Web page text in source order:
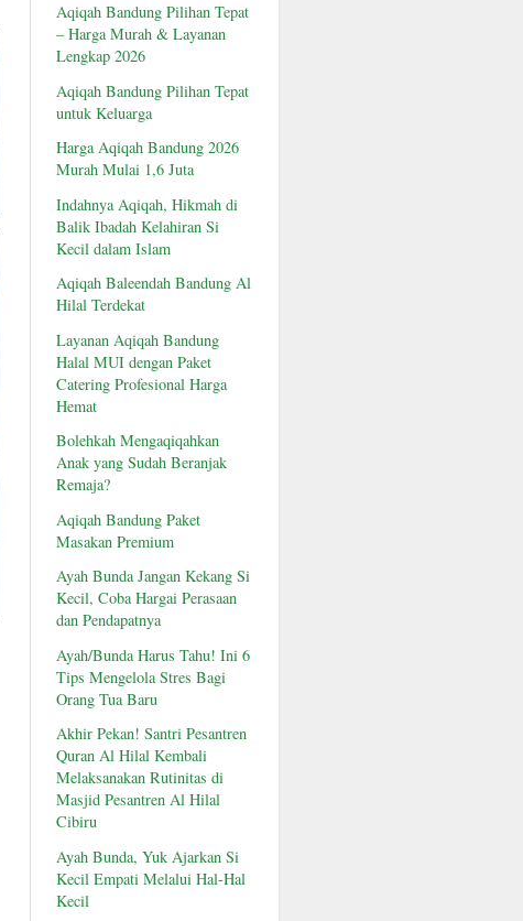
Aqiqah Bandung Pilihan Tepat
– Harga Murah & Layanan
Lengkap 2026
Aqiqah Bandung Pilihan Tepat
untuk Keluarga
Harga Aqiqah Bandung 2026
Murah Mulai 1,6 Juta
Indahnya Aqiqah, Hikmah di
Balik Ibadah Kelahiran Si
Kecil dalam Islam
Aqiqah Baleendah Bandung Al
Hilal Terdekat
Layanan Aqiqah Bandung
Halal MUI dengan Paket
Catering Profesional Harga
Hemat
Bolehkah Mengaqiqahkan
Anak yang Sudah Beranjak
Remaja?
Aqiqah Bandung Paket
Masakan Premium
Ayah Bunda Jangan Kekang Si
Kecil, Coba Hargai Perasaan
dan Pendapatnya
Ayah/Bunda Harus Tahu! Ini 6
Tips Mengelola Stres Bagi
Orang Tua Baru
Akhir Pekan! Santri Pesantren
Quran Al Hilal Kembali
Melaksanakan Rutinitas di
Masjid Pesantren Al Hilal
Cibiru
Ayah Bunda, Yuk Ajarkan Si
Kecil Empati Melalui Hal-Hal
Kecil